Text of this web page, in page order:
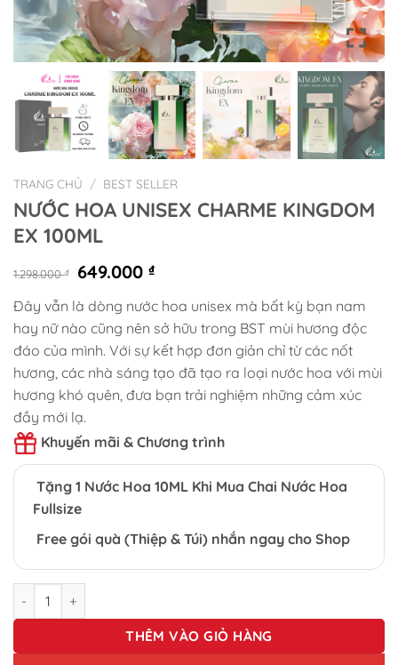
TRANG CHỦ / BEST SELLER
NƯỚC HOA UNISEX CHARME KINGDOM
EX 100ML
1.298.000₫
Giá
là:
1.298.000 ₫.
649.000 ₫
Giá
tại
là:
649.000 ₫.
Đây vẫn là dòng nước hoa unisex mà bất kỳ bạn nam
hay nữ nào cũng nên sở hữu trong BST mùi hương độc
đáo của mình. Với sự kết hợp đơn giản chỉ từ các nốt
hương, các nhà sáng tạo đã tạo ra loại nước hoa với mùi
hương khó quên, đưa bạn trải nghiệm những cảm xúc
đầy mới lạ.
Khuyến mãi & Chương trình
Tặng 1 Nước Hoa 10ML Khi Mua Chai Nước Hoa
Fullsize
Free gói quà (Thiệp & Túi) nhắn ngay cho Shop
NƯỚC HOA UNISEX CHARME KINGDOM EX 100ML số lượng
THÊM VÀO GIỎ HÀNG